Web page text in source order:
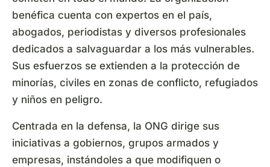
benéfica cuenta con expertos en el país,
abogados, periodistas y diversos profesionales
dedicados a salvaguardar a los más vulnerables.
Sus esfuerzos se extienden a la protección de
minorías, civiles en zonas de conflicto, refugiados
y niños en peligro.
Centrada en la defensa, la ONG dirige sus
iniciativas a gobiernos, grupos armados y
empresas, instándoles a que modifiquen o